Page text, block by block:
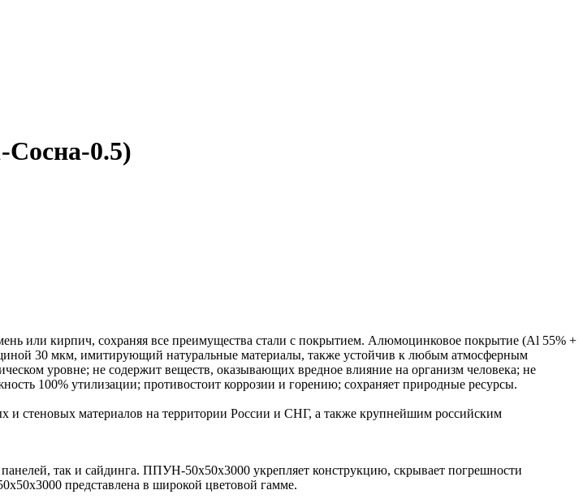
Сосна-0.5)
или кирпич, сохраняя все преимущества стали с покрытием. Алюмоцинковое покрытие (Аl 55% +
30 мкм, имитирующий натуральные материалы, также устойчив к любым атмосферным
уровне; не содержит веществ, оказывающих вредное влияние на организм человека; не
100% утилизации; противостоит коррозии и горению; сохраняет природные ресурсы.
стеновых материалов на территории России и СНГ, а также крупнейшим российским
так и сайдинга. ППУН-50х50х3000 укрепляет конструкцию, скрывает погрешности
представлена в широкой цветовой гамме.